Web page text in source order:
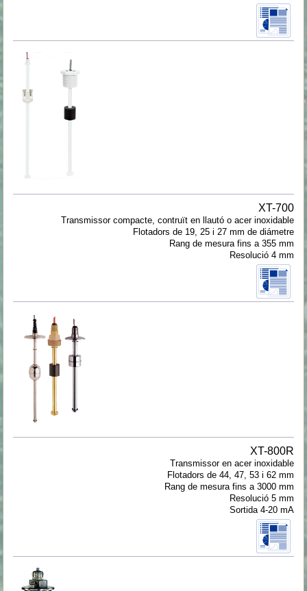
XT-700
Transmissor compacte, contruït en llautó o acer inoxidable
Flotadors de 19, 25 i 27 mm de diámetre
Rang de mesura fins a 355 mm
Resolució 4 mm
XT-800R
Transmissor en acer inoxidable
Flotadors de 44, 47, 53 i 62 mm
Rang de mesura fins a 3000 mm
Resolució 5 mm
Sortida 4-20 mA